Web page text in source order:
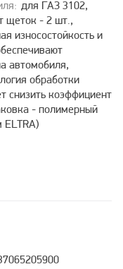
для ГАЗ 3102,
щеток - 2 шт.,
износостойкость и
автомобиля,
обработки
снизить коэффициент
- полимерный